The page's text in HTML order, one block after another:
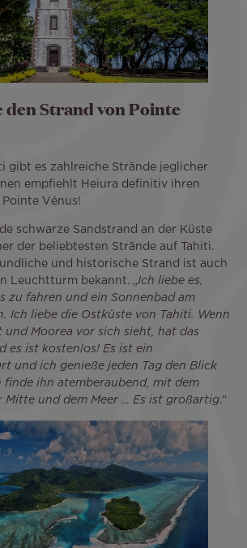
den Strand von Pointe
gibt es zahlreiche Strände jeglicher
empfiehlt Heiura definitiv ihren
Vénus!
schwarze Sandstrand an der Küste
der beliebtesten Strände auf Tahiti.
und historische Strand ist auch
Leuchtturm bekannt. „Ich liebe es,
zu fahren und ein Sonnenbad am
Ich liebe die Ostküste von Tahiti. Wenn
und Moorea vor sich sieht, hat das
es ist kostenlos! Es ist ein
und ich genieße jeden Tag den Blick
finde ihn atemberaubend, mit dem
Mitte und dem Meer … Es ist großartig.“